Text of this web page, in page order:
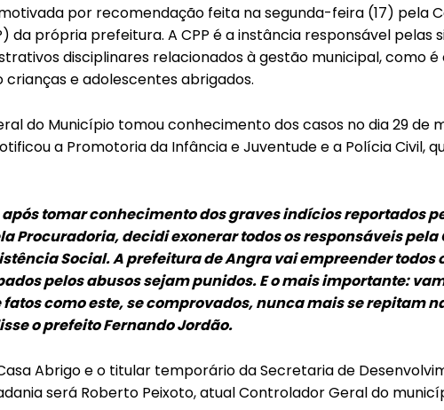
por recomendação feita na segunda-feira (17) pela
da própria prefeitura. A CPP é a instância responsável pelas
disciplinares relacionados à gestão municipal, como é
crianças e adolescentes abrigados.
do Município tomou conhecimento dos casos no dia 29 de
a Promotoria da Infância e Juventude e a Polícia Civil,
tomar conhecimento dos graves indícios reportados
Procuradoria, decidi exonerar todos os responsáveis pela
Social. A prefeitura de Angra vai empreender todos
pelos abusos sejam punidos. E o mais importante:
como este, se comprovados, nunca mais se repitam
o prefeito Fernando Jordão.
Abrigo e o titular temporário da Secretaria de
será Roberto Peixoto, atual Controlador Geral do